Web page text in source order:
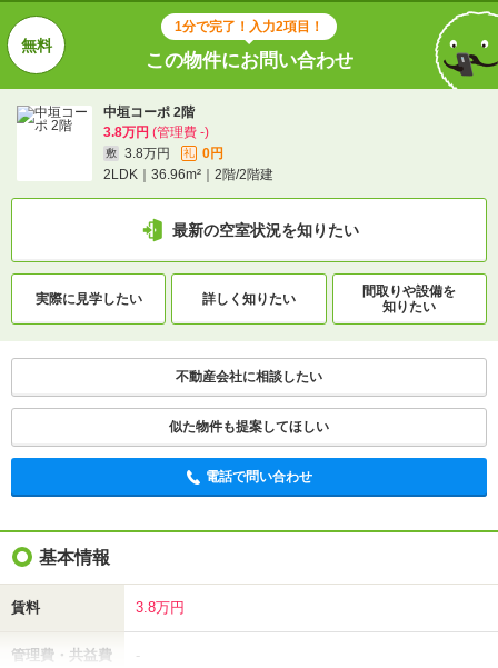
1分で完了！入力2項目！
この物件にお問い合わせ
中垣コーポ 2階
3.8万円 (管理費 -)
敷 3.8万円 礼
0円
2LDK｜36.96m²｜2階/2階建
最新の空室状況を知りたい
実際に見学したい 詳しく知りたい
間取りや設備を
知りたい
不動産会社に相談したい
似た物件も提案してほしい
電話で問い合わせ
基本情報
賃料 3.8万円
管理費・共益費 -